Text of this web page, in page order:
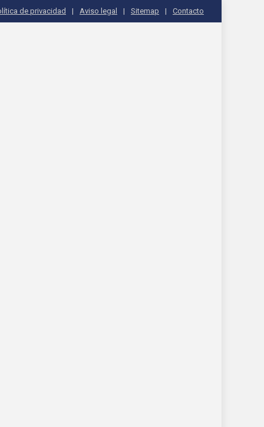
de privacidad Aviso legal Sitemap Contacto